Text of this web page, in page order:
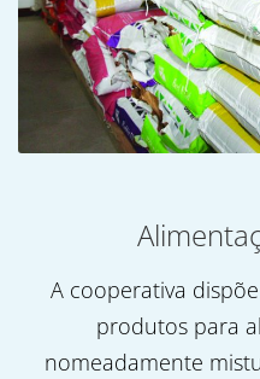
A cooperativa
produtos para
nomeadamente